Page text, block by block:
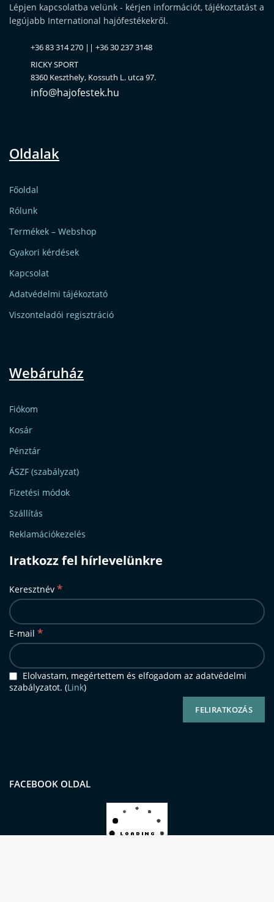
Lépjen kapcsolatba velünk - kérjen információt, tájékoztatást a
legújabb International hajófestékekről.
+36 83 314 270 || +36 30 237 3148
RICKY SPORT
8360 Keszthely, Kossuth L. utca 97.
info@hajofestek.hu
Oldalak
Főoldal
Rólunk
Termékek – Webshop
Gyakori kérdések
Kapcsolat
Adatvédelmi tájékoztató
Viszonteladói regisztráció
Webáruház
Fiókom
Kosár
Pénztár
ÁSZF (szabályzat)
Fizetési módok
Szállítás
Reklamációkezelés
Iratkozz fel hírlevelünkre
Keresztnév *
E-mail *
Elolvastam, megértettem és elfogadom az adatvédelmi
szabályzatot. (Link)
FACEBOOK OLDAL